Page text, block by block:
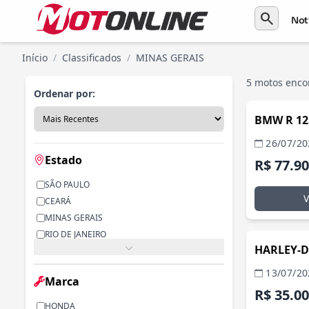
search
Início / Classificados / MINAS GERAIS
Ordenar por:
Estado
SÃO PAULO
CEARÁ
MINAS GERAIS
RIO DE JANEIRO
RIO GRANDE DO SUL
ALAGOAS
BAHIA
Marca
HONDA
5 motos
BMW R
26/07/
R$
HARLEY-
13/07/
R$